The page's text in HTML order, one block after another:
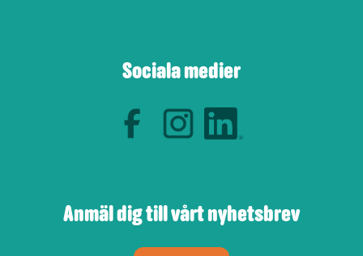
Sociala medier
Anmäl dig till vårt nyhetsbrev